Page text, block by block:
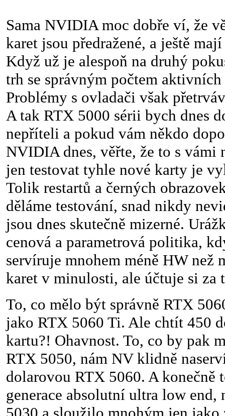
Sama NVIDIA moc dobře ví, že
karet jsou předražené, a ještě
Když už je alespoň na druhý
trh se správným počtem
Problémy s ovladači však
A tak RTX 5000 sérii bych dnes
nepříteli a pokud vám někdo
NVIDIA dnes, věřte, že to s vámi
jen testovat tyhle nové karty je
Tolik restartů a černých
děláme testování, snad nikdy
jsou dnes skutečně mizerné.
cenová a parametrová politika,
servíruje mnohem méně HW než
karet v minulosti, ale účtuje si za
To, co mělo být správně RTX
jako RTX 5060 Ti. Ale chtít 450
kartu?! Ohavnost. To, co by pak
RTX 5050, nám NV klidně
dolarovou RTX 5060. A konečně
generace absolutní ultra low end,